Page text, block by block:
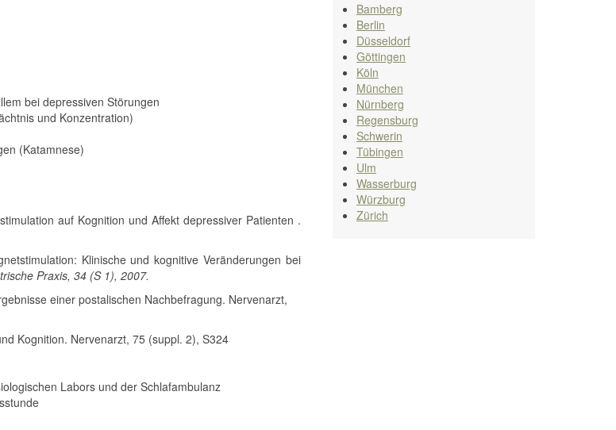
bei depressiven Störungen
und Konzentration)
(Katamnese)
auf Kognition und Affekt depressiver Patienten .
Klinische und kognitive Veränderungen bei
Praxis, 34 (S 1), 2007.
einer postalischen Nachbefragung. Nervenarzt,
Kognition. Nervenarzt, 75 (suppl. 2), S324
Labors und der Schlafambulanz
Bamberg
Berlin
Düsseldorf
Göttingen
Köln
München
Nürnberg
Regensburg
Schwerin
Tübingen
Ulm
Wasserburg
Würzburg
Zürich